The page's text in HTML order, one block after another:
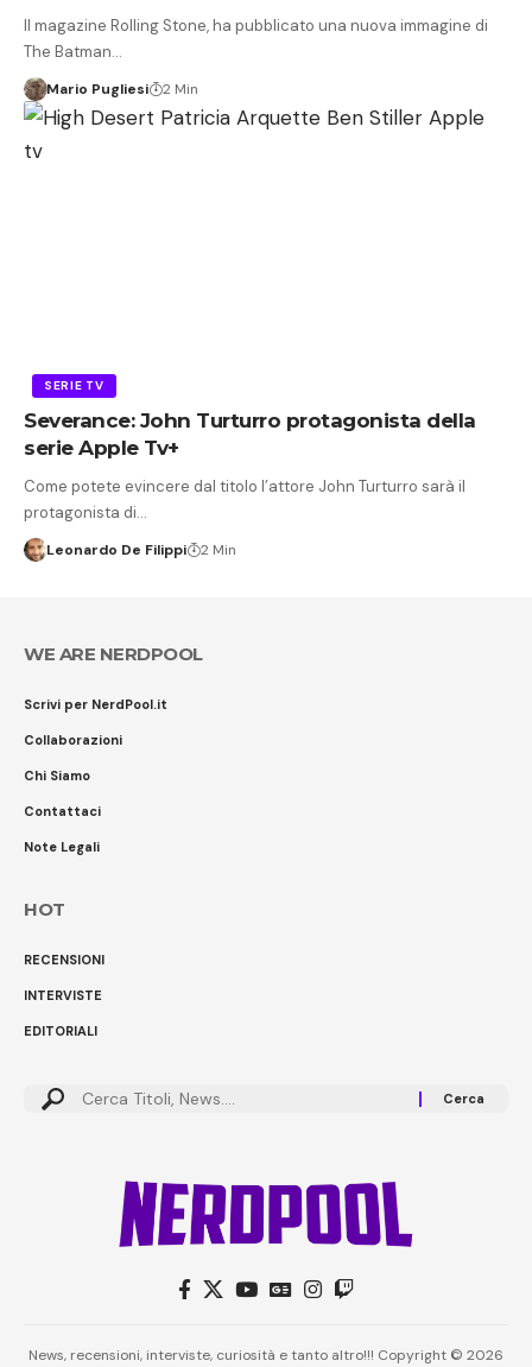
Il magazine Rolling Stone, ha pubblicato una nuova immagine di
The Batman…
Mario Pugliesi 2 Min
SERIE TV
Severance: John Turturro protagonista della
serie Apple Tv+
Come potete evincere dal titolo l’attore John Turturro sarà il
protagonista di…
Leonardo De Filippi 2 Min
WE ARE NERDPOOL
Scrivi per NerdPool.it
Collaborazioni
Chi Siamo
Contattaci
Note Legali
HOT
RECENSIONI
INTERVISTE
EDITORIALI
Cerca:
News, recensioni, interviste, curiosità e tanto altro!!! Copyright © 2026